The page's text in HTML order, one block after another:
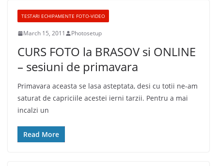
TESTARI ECHIPAMENTE FOTO-VIDEO
March 15, 2011 Photosetup
CURS FOTO la BRASOV si ONLINE
– sesiuni de primavara
Primavara aceasta se lasa asteptata, desi cu totii ne-am
saturat de capriciile acestei ierni tarzii. Pentru a mai
incalzi un
Read More